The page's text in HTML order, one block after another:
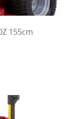
155cm